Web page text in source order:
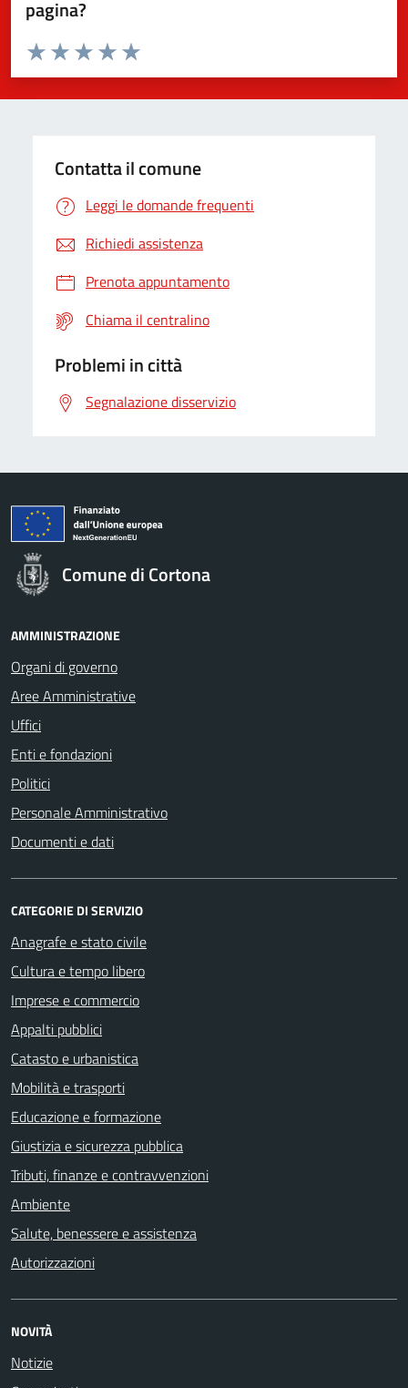
pagina?
Valuta da 1 a 5 stelle la pagina
Valuta 5 stelle su 5
Valuta 4 stelle su 5
Valuta 3 stelle su 5
Valuta 2 stelle su 5
Valuta 1 stelle su 5
Contatta il comune
Leggi le domande frequenti
Richiedi assistenza
Prenota appuntamento
Chiama il centralino
Problemi in città
Segnalazione disservizio
Comune di Cortona
AMMINISTRAZIONE
Organi di governo
Aree Amministrative
Uffici
Enti e fondazioni
Politici
Personale Amministrativo
Documenti e dati
CATEGORIE DI SERVIZIO
Anagrafe e stato civile
Cultura e tempo libero
Imprese e commercio
Appalti pubblici
Catasto e urbanistica
Mobilità e trasporti
Educazione e formazione
Giustizia e sicurezza pubblica
Tributi, finanze e contravvenzioni
Ambiente
Salute, benessere e assistenza
Autorizzazioni
NOVITÀ
Notizie